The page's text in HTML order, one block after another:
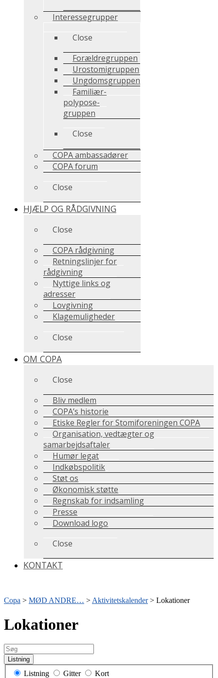
Interessegrupper
Close
Forældregruppen
Urostomigruppen
Ungdomsgruppen
Familiær-
polypose-
gruppen
Close
COPA ambassadører
COPA forum
Close
HJÆLP OG RÅDGIVNING
Close
COPA rådgivning
Retningslinjer for
rådgivning
Nyttige links og
adresser
Lovgivning
Klagemuligheder
Close
OM COPA
Close
Bliv medlem
COPA’s historie
Etiske Regler for Stomiforeningen COPA
Organisation, vedtægter og
samarbejdsaftaler
Humør legat
Indkøbspolitik
Støt os
Økonomisk støtte
Regnskab for indsamling
Presse
Download logo
Close
KONTAKT
Copa > MØD ANDRE… >Aktivitetskalender> Lokationer
Lokationer
Søg
Listning
Visningstype
Listning Gitter Kort